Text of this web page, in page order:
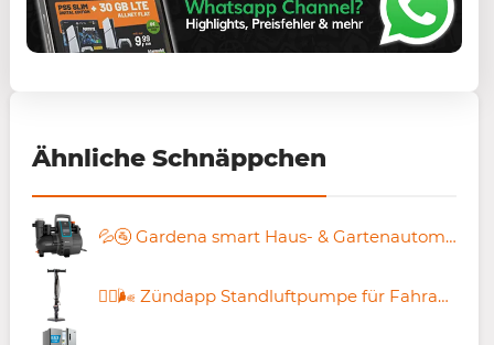
Ähnliche Schnäppchen
💦🚰 Gardena smart Haus- & Gartenautomat 5000/5 für 308,90€ (statt 364€)
🚴‍♀️🌬️ Zündapp Standluftpumpe für Fahrad & Co. + viele Ventile für 9,99€ (statt 25€)